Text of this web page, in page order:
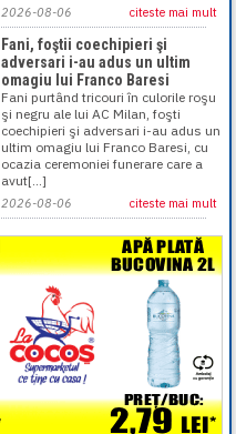
2026-08-06 citeste mai mult
Fani, foştii coechipieri şi
adversari i-au adus un ultim
omagiu lui Franco Baresi
Fani purtând tricouri în culorile roşu
şi negru ale lui AC Milan, foşti
coechipieri şi adversari i-au adus un
ultim omagiu lui Franco Baresi, cu
ocazia ceremoniei funerare care a
avut[...]
2026-08-06 citeste mai mult